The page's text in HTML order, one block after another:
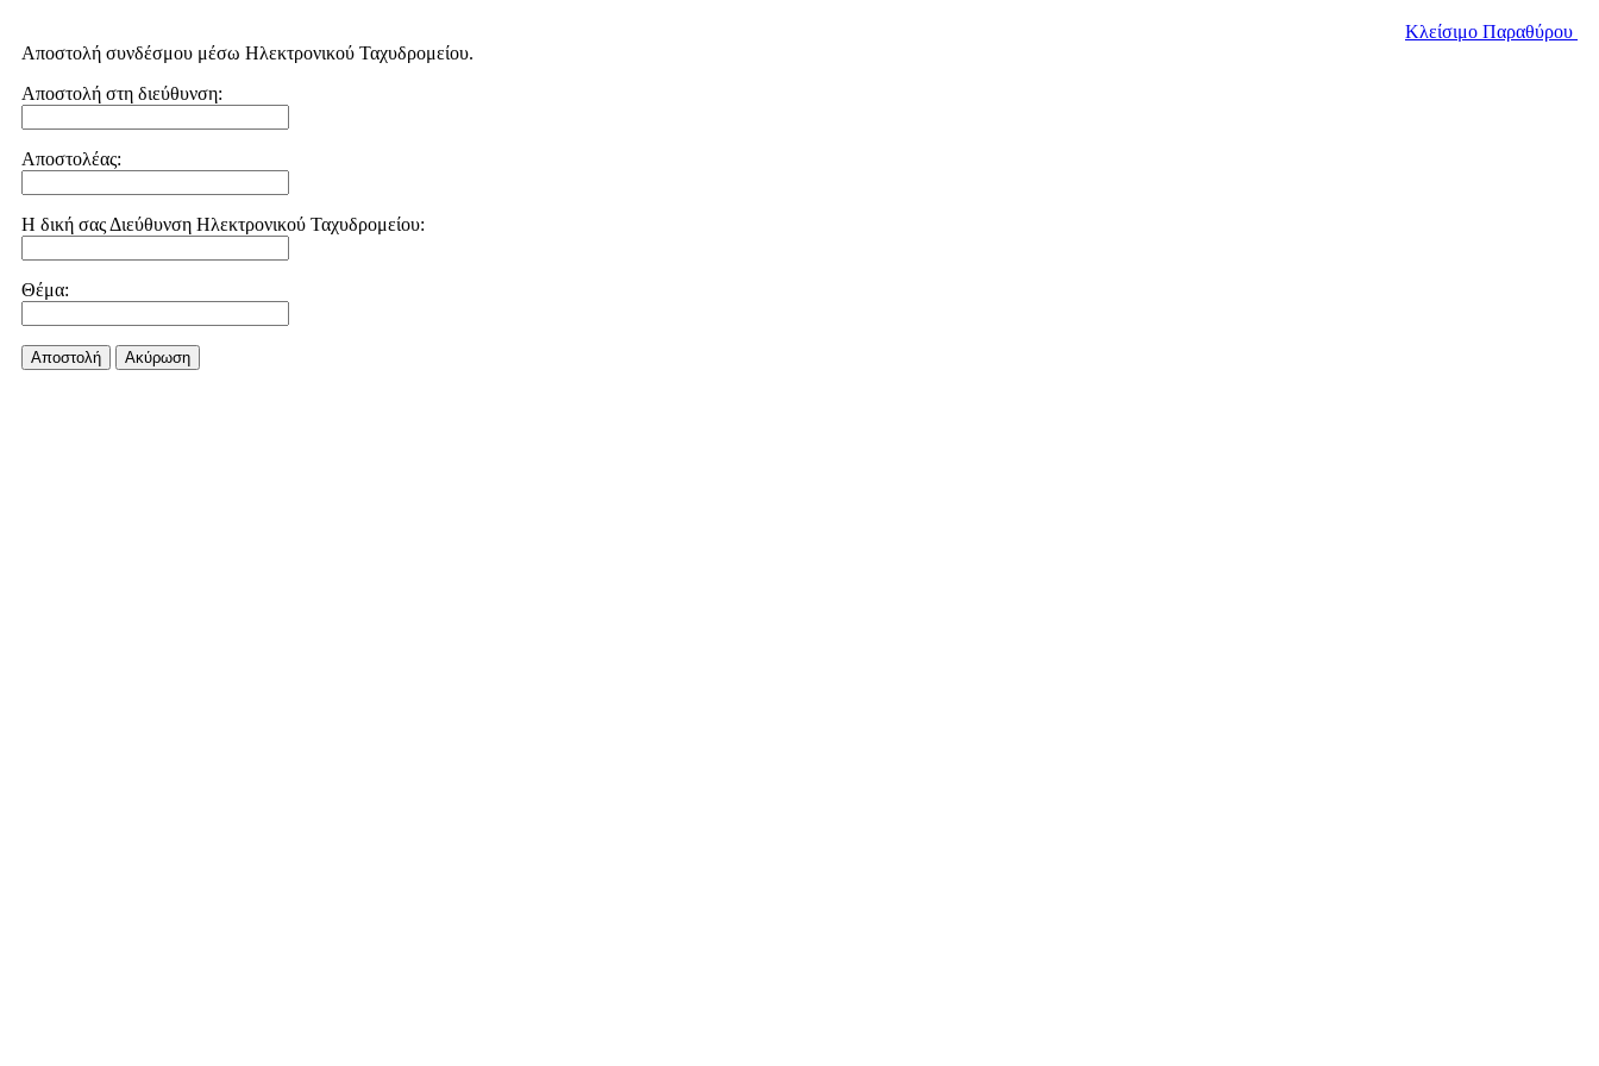
Κλείσιμο Παραθύρου
Αποστολή συνδέσμου μέσω Ηλεκτρονικού Ταχυδρομείου.
Αποστολή στη διεύθυνση:
Αποστολέας:
Η δική σας Διεύθυνση Ηλεκτρονικού Ταχυδρομείου:
Θέμα:
Αποστολή Aκύρωση